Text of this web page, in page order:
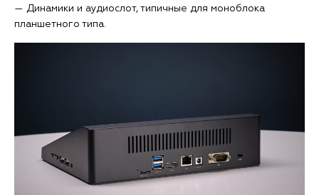
— Динамики и аудиослот, типичные для моноблока
планшетного типа.